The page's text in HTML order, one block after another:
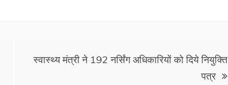
स्वास्थ्य मंत्री ने 192 नर्सिंग अधिकारियों को दिये नियुक्ति
पत्र